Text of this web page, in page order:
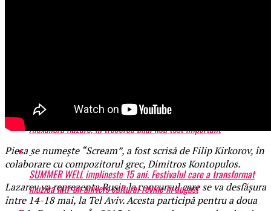
Piesa se numește “Scream”, a fost scrisă de Filip Kirkorov, în
colaborare cu compozitorul grec, Dimitros Kontopulos.
Lazarev va reprezenta Rusia la concursul care se va desfășura
între 14-18 mai, la Tel Aviv. Acesta participă pentru a doua
România evită să fie retrogradată în „JUNK”. Rolul decisiv al lui
Alexandru Nazare, în trecerea unui nou test important
SUMMER WELL implineste 15 ani. Festivalul care a transformat
muzica intr-un univers cultural revine in august